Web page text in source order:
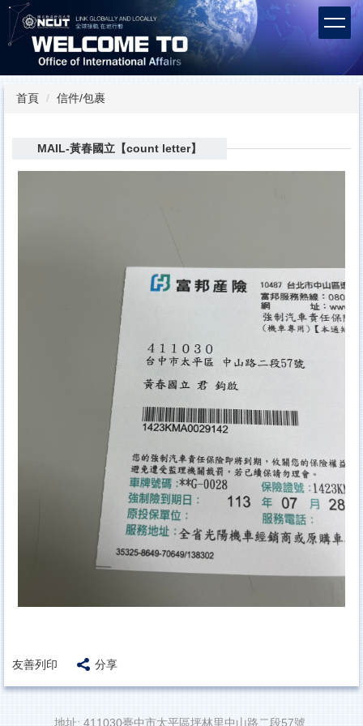
跳
到
主
內
容首頁 信件/包裹
MAIL-黃春國立【count letter】
友善列印 分享
地址: 411030臺中市太平區坪林里中山路二段57號